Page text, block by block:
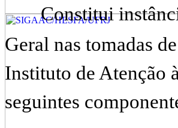
Constitui
Geral nas tomadas
Instituto de Atenção
seguintes